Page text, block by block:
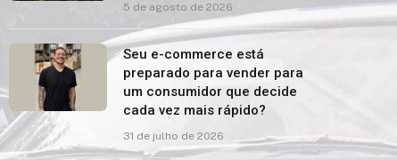
5 de agosto de 2026
Seu e-commerce está
preparado para vender para
um consumidor que decide
cada vez mais rápido?
31 de julho de 2026